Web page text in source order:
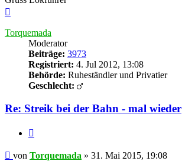
Torquemada
Moderator
Beiträge: 3973
Registriert: 4. Jul 2012, 13:08
Behörde: Ruheständler und Privatier
Geschlecht:
Re: Streik bei der Bahn - mal wieder
Beitrag
von Torquemada » 31. Mai 2015, 19:08